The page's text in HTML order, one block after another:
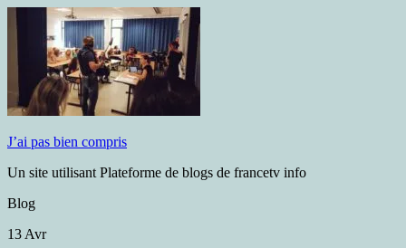
J’ai pas bien compris
Un site utilisant Plateforme de blogs de francetv info
Blog
13 Avr